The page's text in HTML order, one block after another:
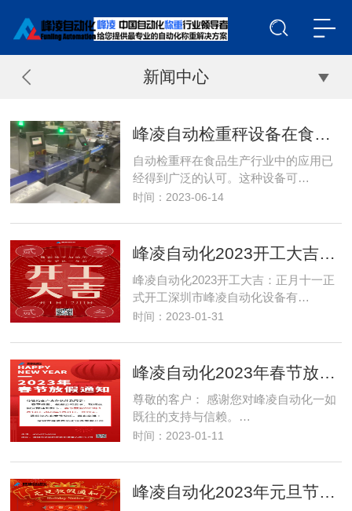
新闻中心
峰凌自动检重秤设备在食品生产行业应用
自动检重秤在食品生产行业中的应用已
经得到广泛的认可。这种设备可…
时间：2023-06-14
峰凌自动化2023开工大吉：正月十一正式开工
峰凌自动化2023开工大吉：正月十一正
式开工深圳市峰凌自动化设备有…
时间：2023-01-31
峰凌自动化2023年春节放假通知
尊敬的客户： 感谢您对峰凌自动化一如
既往的支持与信赖。…
时间：2023-01-11
峰凌自动化2023年元旦节放假通知